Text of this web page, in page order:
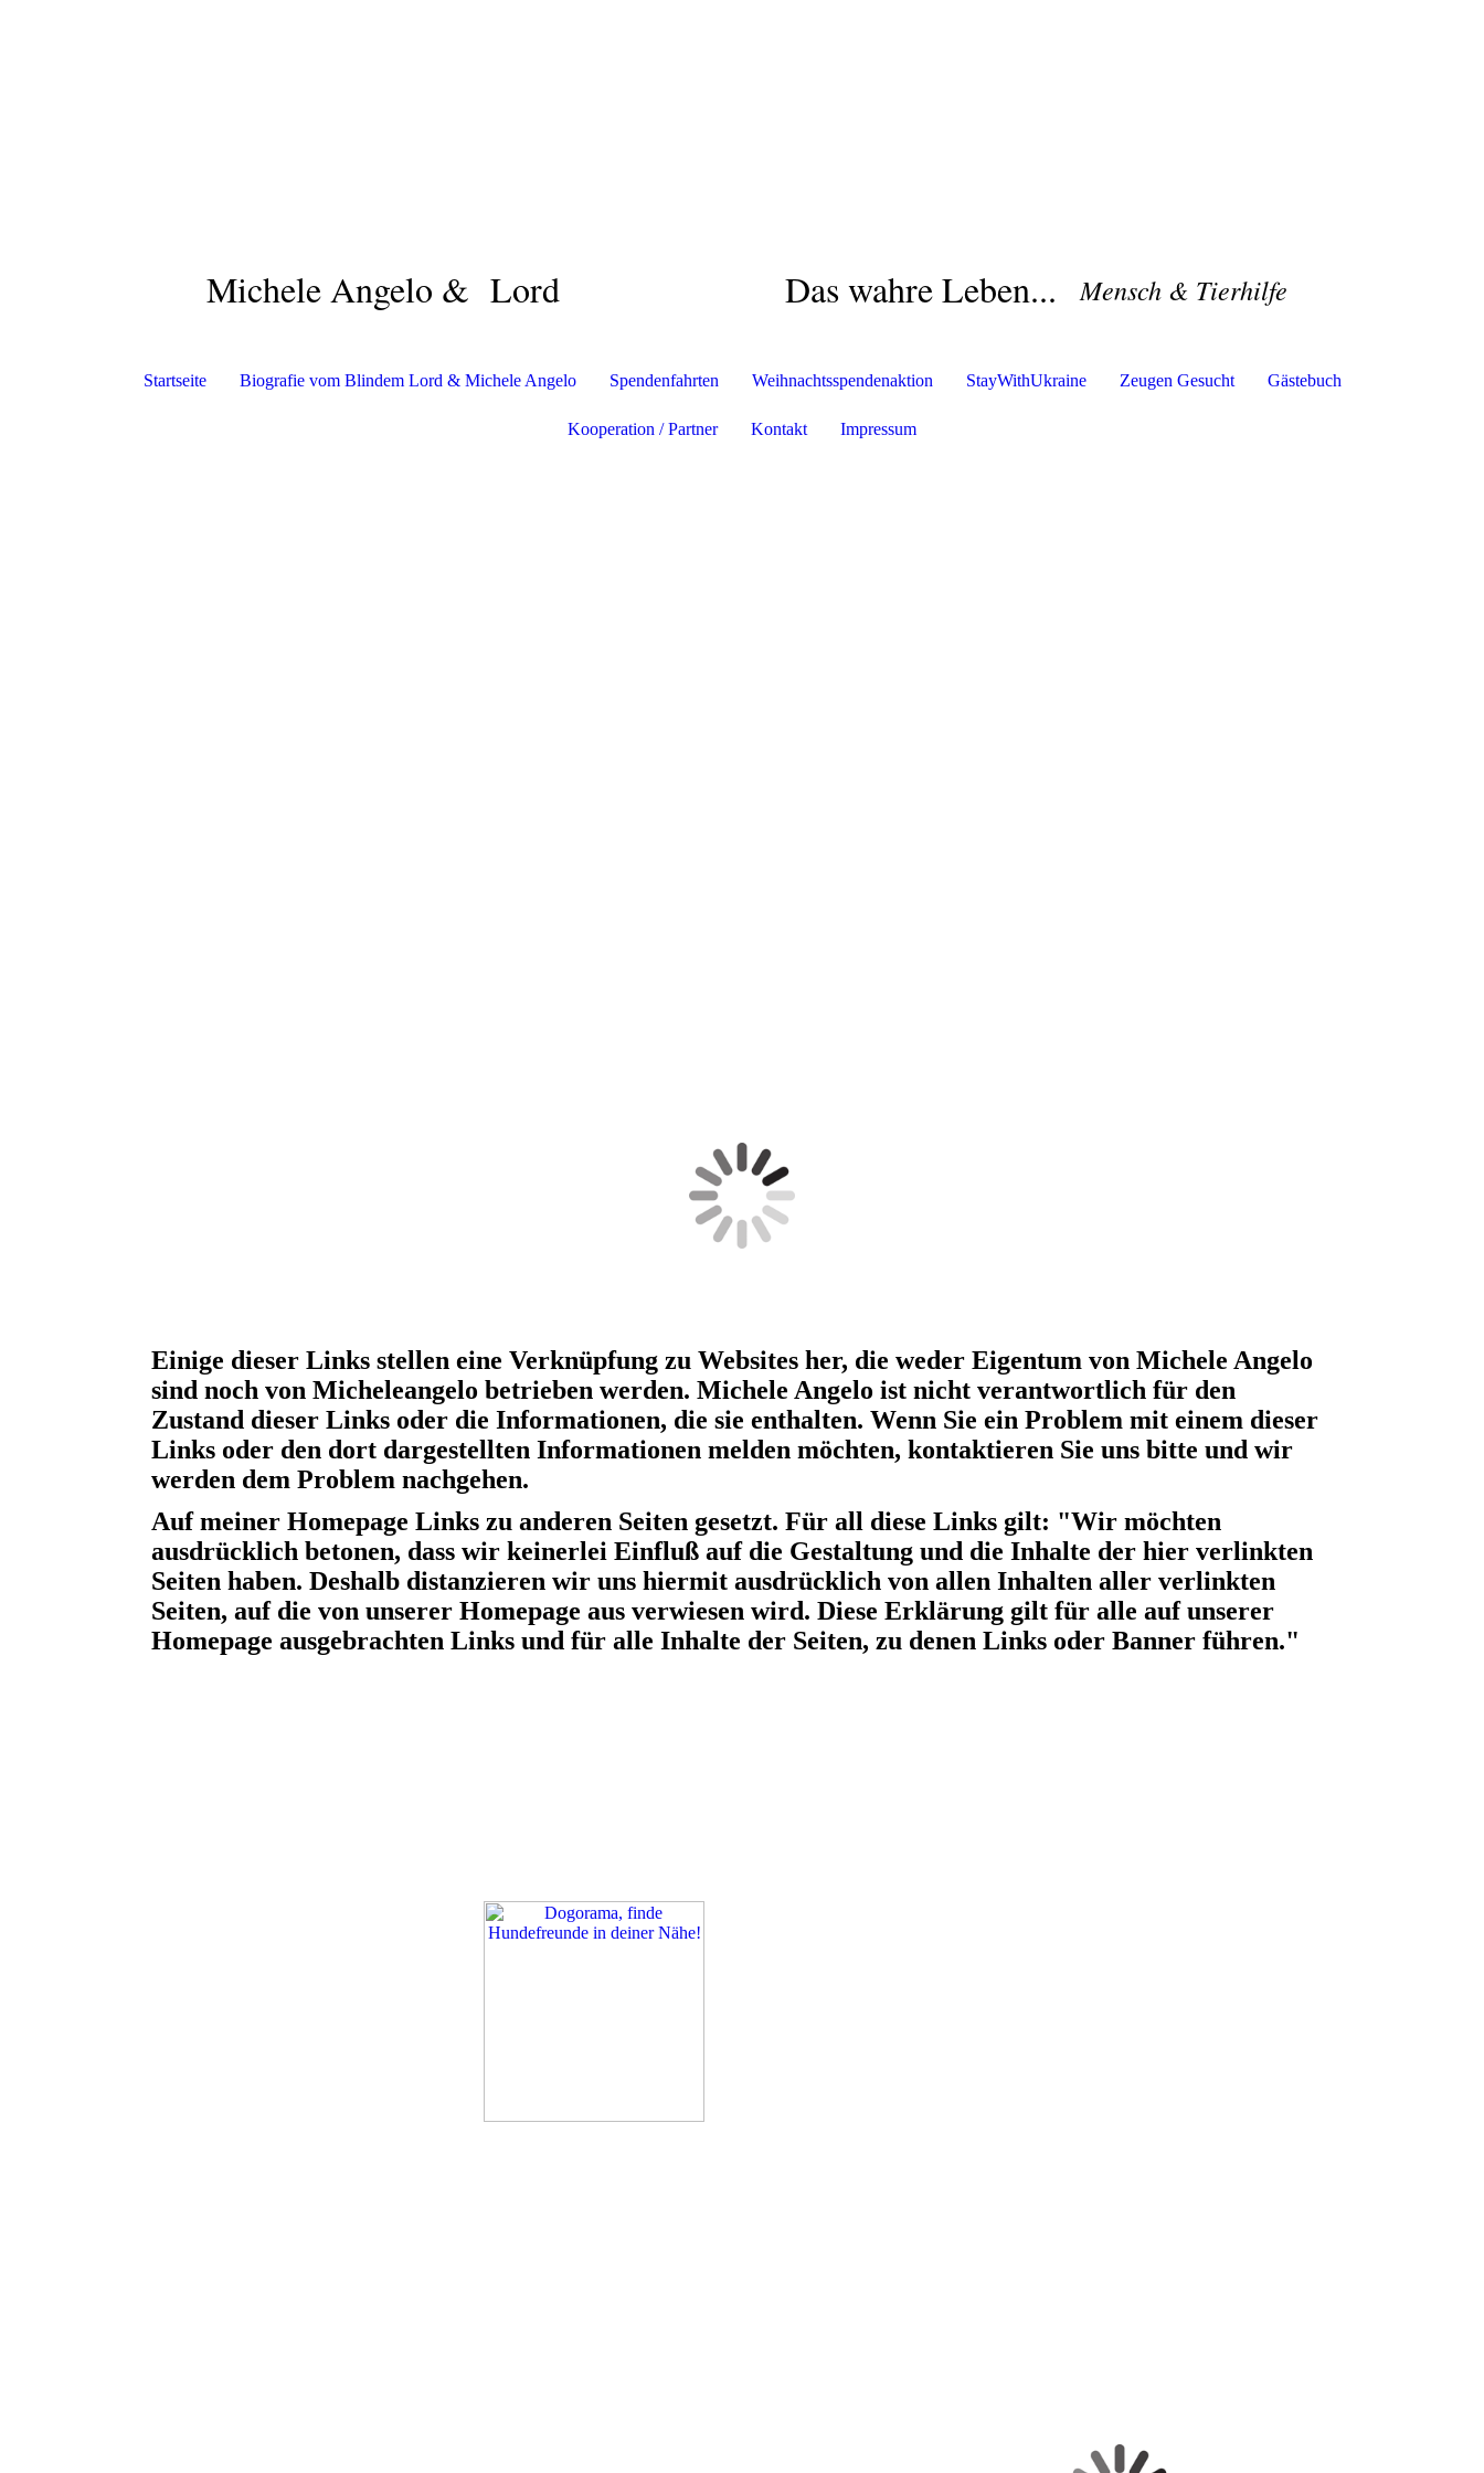
Michele Angelo & Lord Das wahre Leben... Mensch & Tierhilfe
Startseite Biografie vom Blindem Lord & Michele Angelo Spendenfahrten Weihnachtsspendenaktion StayWithUkraine Zeugen Gesucht Gästebuch
Kooperation / Partner Kontakt Impressum
Einige dieser Links stellen eine Verknüpfung zu Websites her, die weder Eigentum von Michele Angelo
sind noch von Micheleangelo betrieben werden. Michele Angelo ist nicht verantwortlich für den
Zustand dieser Links oder die Informationen, die sie enthalten. Wenn Sie ein Problem mit einem dieser
Links oder den dort dargestellten Informationen melden möchten, kontaktieren Sie uns bitte und wir
werden dem Problem nachgehen.
Auf meiner Homepage Links zu anderen Seiten gesetzt. Für all diese Links gilt: "Wir möchten
ausdrücklich betonen, dass wir keinerlei Einfluß auf die Gestaltung und die Inhalte der hier verlinkten
Seiten haben. Deshalb distanzieren wir uns hiermit ausdrücklich von allen Inhalten aller verlinkten
Seiten, auf die von unserer Homepage aus verwiesen wird. Diese Erklärung gilt für alle auf unserer
Homepage ausgebrachten Links und für alle Inhalte der Seiten, zu denen Links oder Banner führen."